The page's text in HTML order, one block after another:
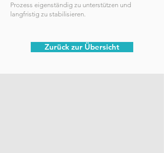
Prozess eigenständig zu unterstützen und
langfristig zu stabilisieren.
Zurück zur Übersicht